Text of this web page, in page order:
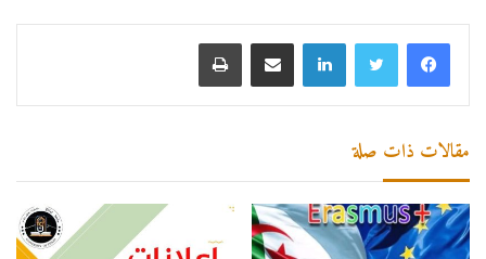
لينكدإن مشاركة عبر البريد طباعة
مقالات ذات صلة